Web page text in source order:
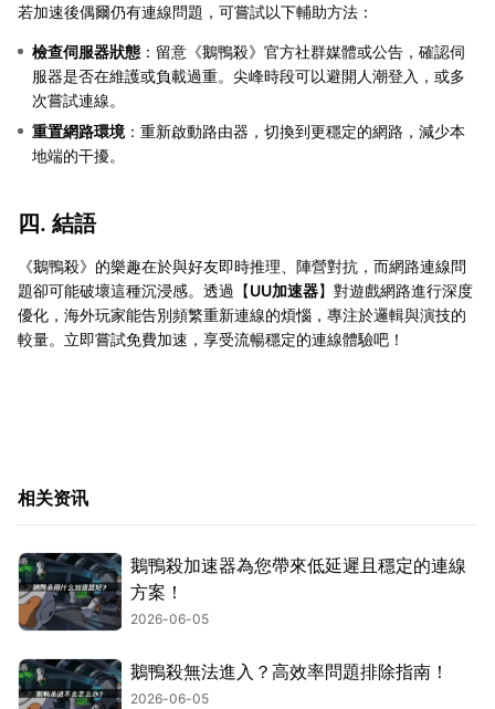
若加速後偶爾仍有連線問題，可嘗試以下輔助方法：
檢查伺服器狀態 ：留意《鵝鴨殺》官方社群媒體或公告，確認伺
服器是否在維護或負載過重。尖峰時段可以避開人潮登入，或多
次嘗試連線。
重置網路環境：重新啟動路由器，切換到更穩定的網路，減少本
地端的干擾。
四. 結語
《鵝鴨殺》的樂趣在於與好友即時推理、陣營對抗，而網路連線問
題卻可能破壞這種沉浸感。透過【UU加速器】對遊戲網路進行深度
優化，海外玩家能告別頻繁重新連線的煩惱，專注於邏輯與演技的
較量。立即嘗試免費加速，享受流暢穩定的連線體驗吧！
相关资讯
鵝鴨殺加速器為您帶來低延遲且穩定的連線
方案！
2026-06-05
鵝鴨殺無法進入？高效率問題排除指南！
2026-06-05